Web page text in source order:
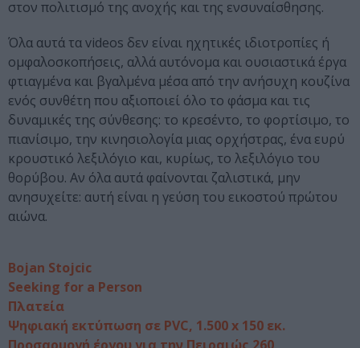
στον πολιτισμό της ανοχής και της ενσυναίσθησης.
Όλα αυτά τα videos δεν είναι ηχητικές ιδιοτροπίες ή
ομφαλοσκοπήσεις, αλλά αυτόνομα και ουσιαστικά έργα
φτιαγμένα και βγαλμένα μέσα από την ανήσυχη κουζίνα
ενός συνθέτη που αξιοποιεί όλο το φάσμα και τις
δυναμικές της σύνθεσης: το κρεσέντο, το φορτίσιμο, το
πιανίσιμο, την κινησιολογία μιας ορχήστρας, ένα ευρύ
κρουστικό λεξιλόγιο και, κυρίως, το λεξιλόγιο του
θορύβου. Αν όλα αυτά φαίνονται ζαλιστικά, μην
ανησυχείτε: αυτή είναι η γεύση του εικοστού πρώτου
αιώνα.
Bojan Stojcic
Seeking for a Person
Πλατεία
Ψηφιακή εκτύπωση σε PVC, 1.500 x 150 εκ.